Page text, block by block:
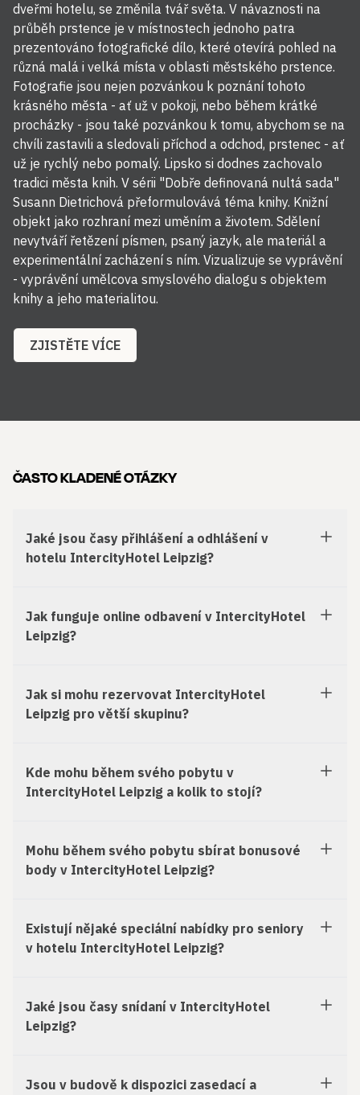
dveřmi hotelu, se změnila tvář světa. V návaznosti na
průběh prstence je v místnostech jednoho patra
prezentováno fotografické dílo, které otevírá pohled na
různá malá i velká místa v oblasti městského prstence.
Fotografie jsou nejen pozvánkou k poznání tohoto
krásného města - ať už v pokoji, nebo během krátké
procházky - jsou také pozvánkou k tomu, abychom se na
chvíli zastavili a sledovali příchod a odchod, prstenec - ať
už je rychlý nebo pomalý. Lipsko si dodnes zachovalo
tradici města knih. V sérii "Dobře definovaná nultá sada"
Susann Dietrichová přeformulovává téma knihy. Knižní
objekt jako rozhraní mezi uměním a životem. Sdělení
nevytváří řetězení písmen, psaný jazyk, ale materiál a
experimentální zacházení s ním. Vizualizuje se vyprávění
- vyprávění umělcova smyslového dialogu s objektem
knihy a jeho materialitou.
ZJISTĚTE VÍCE
ČASTO KLADENÉ OTÁZKY
Jaké jsou časy přihlášení a odhlášení v
hotelu IntercityHotel Leipzig?
Jak funguje online odbavení v IntercityHotel
Leipzig?
Jak si mohu rezervovat IntercityHotel
Leipzig pro větší skupinu?
Kde mohu během svého pobytu v
IntercityHotel Leipzig a kolik to stojí?
Mohu během svého pobytu sbírat bonusové
body v IntercityHotel Leipzig?
Existují nějaké speciální nabídky pro seniory
v hotelu IntercityHotel Leipzig?
Jaké jsou časy snídaní v IntercityHotel
Leipzig?
Jsou v budově k dispozici zasedací a